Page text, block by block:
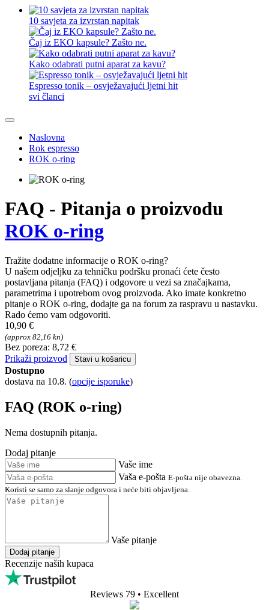
10 savjeta za izvrstan napitak
Čaj iz EKO kapsule? Zašto ne.
Kako odabrati putni aparat za kavu?
Espresso tonik – osvježavajući ljetni hit
svi članci
Naslovna
Rok espresso
ROK o-ring
FAQ - Pitanja o proizvodu
ROK o-ring
Tražite dodatne informacije o ROK o-ring?
U našem odjeljku za tehničku podršku pronaći ćete često
postavljana pitanja (FAQ) i odgovore u vezi sa značajkama,
parametrima i upotrebom ovog proizvoda. Ako imate konkretno
pitanje o ROK o-ring, dodajte ga na forum za raspravu u nastavku.
Rado ćemo vam odgovoriti.
10,90 €
(approx 82,16 kn)
Bez poreza: 8,72 €
Prikaži proizvod
Stavi u košaricu
Dostupno
dostava na 10.8. (opcije isporuke)
FAQ (ROK o-ring)
Nema dostupnih pitanja.
Dodaj pitanje
Vaše ime
Vaša e-pošta E-pošta nije obavezna.
Koristi se samo za slanje odgovora i neće biti objavljena.
Vaše pitanje
Dodaj pitanje
Recenzije naših kupaca
Reviews 79 • Excellent